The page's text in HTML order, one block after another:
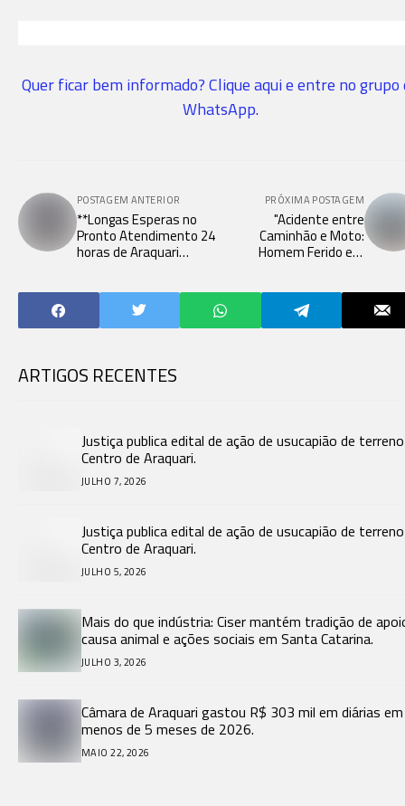
Quer ficar bem informado? Clique aqui e entre no grupo
WhatsApp.
POSTAGEM ANTERIOR
**Longas Esperas no
Pronto Atendimento 24
horas de Araquari
PRÓXIMA POSTAGEM
"Acidente entre
Caminhão e Moto:
Homem Ferido em
ARTIGOS RECENTES
Justiça publica edital de ação de usucapião de
Centro de Araquari.
JULHO 7, 2026
Justiça publica edital de ação de usucapião de
Centro de Araquari.
JULHO 5, 2026
Mais do que indústria: Ciser mantém tradição de
causa animal e ações sociais em Santa Catarina.
JULHO 3, 2026
Câmara de Araquari gastou R$ 303 mil em diárias em
menos de 5 meses de 2026.
MAIO 22, 2026